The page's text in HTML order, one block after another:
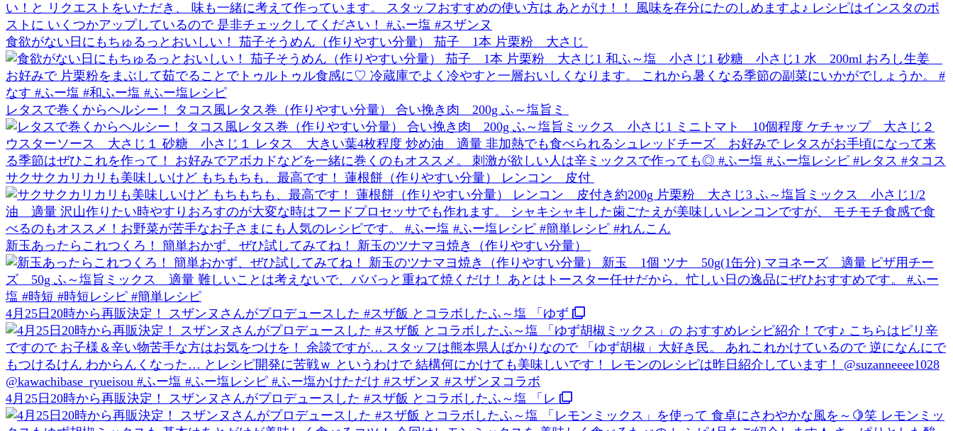
食欲がない日にもちゅるっとおいしい！ 茄子そうめん（作りやすい分量） 茄子 1本 片栗粉 大さじ
レタスで巻くからヘルシー！ タコス風レタス巻（作りやすい分量） 合い挽き肉 200g ふ～塩旨ミ
サクサクカリカリも美味しいけど もちもちも、最高です！ 蓮根餅（作りやすい分量） レンコン 皮付
新玉あったらこれつくろ！ 簡単おかず、ぜひ試してみてね！ 新玉のツナマヨ焼き（作りやすい分量）
4月25日20時から再販決定！ スザンヌさんがプロデュースした #スザ飯 とコラボしたふ～塩 「ゆず
4月25日20時から再販決定！ スザンヌさんがプロデュースした #スザ飯 とコラボしたふ～塩 「レ